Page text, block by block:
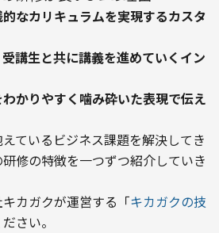
なカリキュラムを実現するカスタ
講生と共に講義を進めていくイン
かりやすく噛み砕いた表現で伝え
ているビジネス課題を解決してき
修の特徴を一つずつ紹介していき
カガクが運営する「キカガクの技
さい。